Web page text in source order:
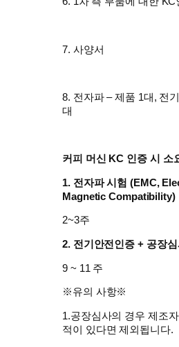
7. 사양서
8. 전자파 – 제품 1대, 전
대
커피 머신 KC 인증 시 소
1. 전자파 시험 (EMC,
Magnetic Compatibility)
2~3주
2. 전기안전인증 + 공장
9 ~ 11 주
​※유의 사항※
1.공장심사의 경우 제조
적이 있다면 제외됩니다.